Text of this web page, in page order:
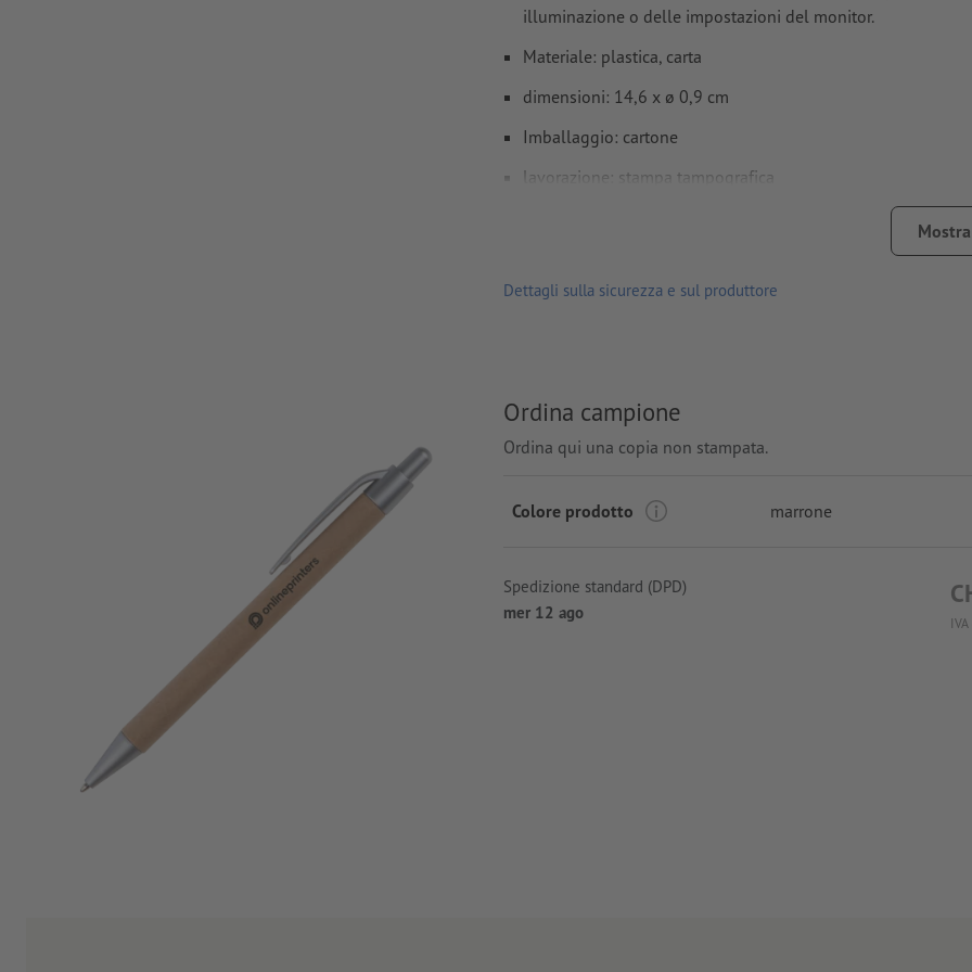
Come si creano correttamente i dati di stampa?
illuminazione o delle impostazioni del monitor.
Materiale: plastica, carta
dimensioni: 14,6 x ø 0,9 cm
Imballaggio: cartone
lavorazione: stampa tampografica
Dettagli sulla sicurezza e sul produttore
Ordina campione
Ordina qui una copia non stampata.
Colore prodotto marrone
Spedizione standard (DPD)
mer 12 ago